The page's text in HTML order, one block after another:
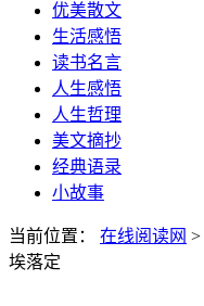
优美散文
生活感悟
读书名言
人生感悟
人生哲理
美文摘抄
经典语录
小故事
当前位置： 在线阅读网 >
埃落定